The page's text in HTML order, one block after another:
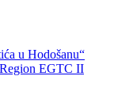
u Hodošanu“
EGTC II